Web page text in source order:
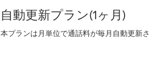
自動更新プラン(1ヶ月)
本プランは月単位で通話料が毎月自動更新